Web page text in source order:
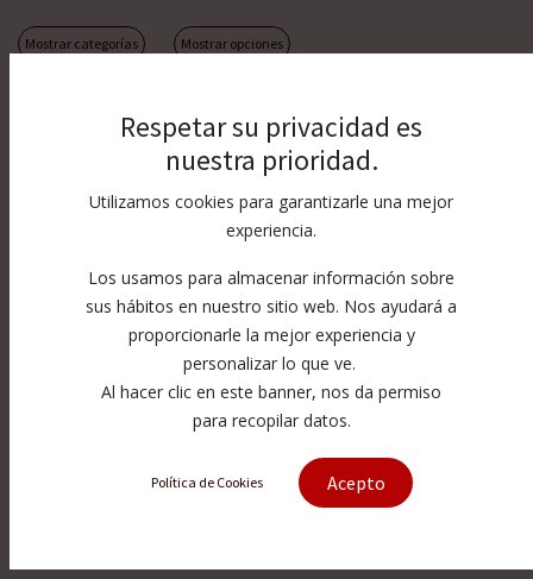
Mostrar categorías Mostrar opciones
Respetar su privacidad es
nuestra prioridad.
Utilizamos cookies para garantizarle una mejor
experiencia.
Los usamos para almacenar información sobre
sus hábitos en nuestro sitio web. Nos ayudará a
proporcionarle la mejor experiencia y
personalizar lo que ve.
Al hacer clic en este banner, nos da permiso
para recopilar datos.
Política de Cookies Acepto